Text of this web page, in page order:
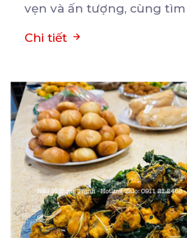
vẹn và ấn tượng, cùng
Chi tiết